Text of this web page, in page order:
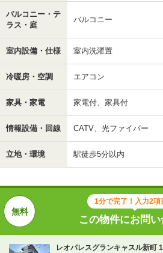
バルコニー・テ
ラス・庭
バルコニー
室内設備・仕様 室内洗濯置
冷暖房・空調 エアコン
家具・家電 家電付、家具付
情報設備・回線 CATV、光ファイバー
立地・環境 駅徒歩5分以内
1分で完了！入力2項
この物件にお問
レオパレスグランキャスル新町